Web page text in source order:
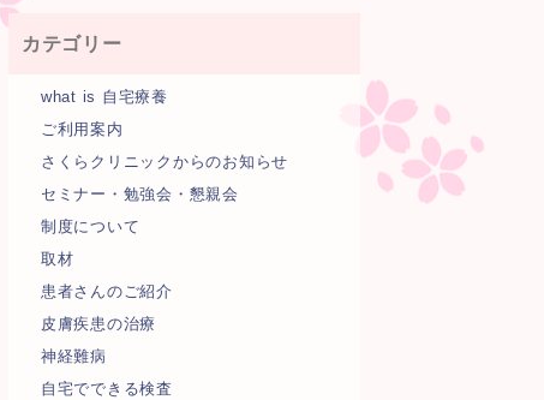
カテゴリー
what is 自宅療養
ご利用案内
さくらクリニックからのお知らせ
セミナー・勉強会・懇親会
制度について
取材
患者さんのご紹介
皮膚疾患の治療
神経難病
自宅でできる検査